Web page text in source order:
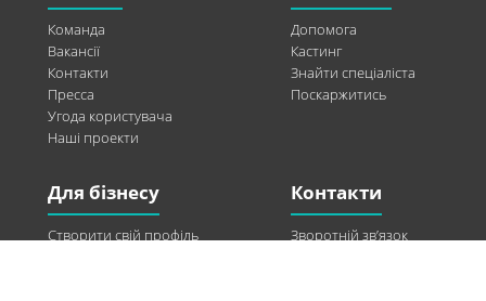
Команда
Вакансії
Контакти
Пресса
Угода користувача
Наші проекти
Допомога
Кастинг
Знайти спеціаліста
Поскаржитись
Для бізнесу
Створити свій профіль
Контакти
Зворотній зв’язок